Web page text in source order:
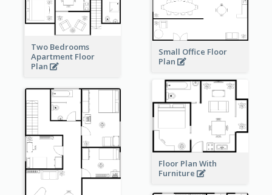
Two Bedrooms
Apartment Floor
Plan
Small Office Floor
Plan
Floor Plan With
Furniture